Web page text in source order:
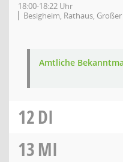
18:00-18:22 Uhr
Besigheim, Rathaus,
Amtliche
12DI
13MI